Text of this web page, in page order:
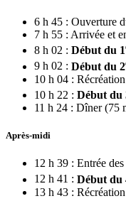
6 h 45 : Ouverture
7 h 55 : Arrivée et
8 h 02 : Début du 1
9 h 02 : Début du 2
10 h 04 :
10 h 22 : Début du
11 h 24 : Dîner (75
Après-midi
12 h 39 : Entrée des
12 h 41 : Début du
13 h 43 :